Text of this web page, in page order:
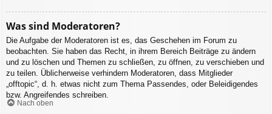
Was sind Moderatoren?
Die Aufgabe der Moderatoren ist es, das Geschehen im Forum zu
beobachten. Sie haben das Recht, in ihrem Bereich Beiträge zu ändern
und zu löschen und Themen zu schließen, zu öffnen, zu verschieben und
zu teilen. Üblicherweise verhindern Moderatoren, dass Mitglieder
„offtopic“, d. h. etwas nicht zum Thema Passendes, oder Beleidigendes
bzw. Angreifendes schreiben.
Nach oben